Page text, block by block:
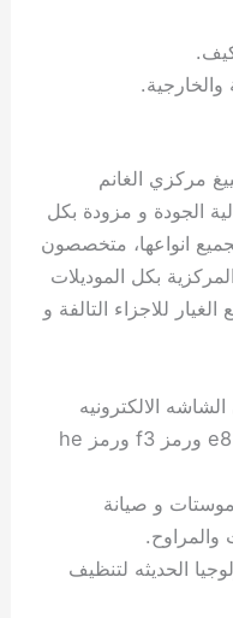
والخارجية.
مركزي الغانم
الجودة و مزودة بكل
انواعها، متخصصون
بكل الموديلات
للاجزاء التالفة و
الالكترونيه
كرموز e5 ورموز e7 ورمز e8 ورمز f3 ورمز he
و صيانة
والمراوح.
الحديثه لتنظيف